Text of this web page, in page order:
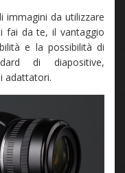
immagini da utilizzare
fai da te, il vantaggio
e la possibilità di
di diapositive,
adattatori.